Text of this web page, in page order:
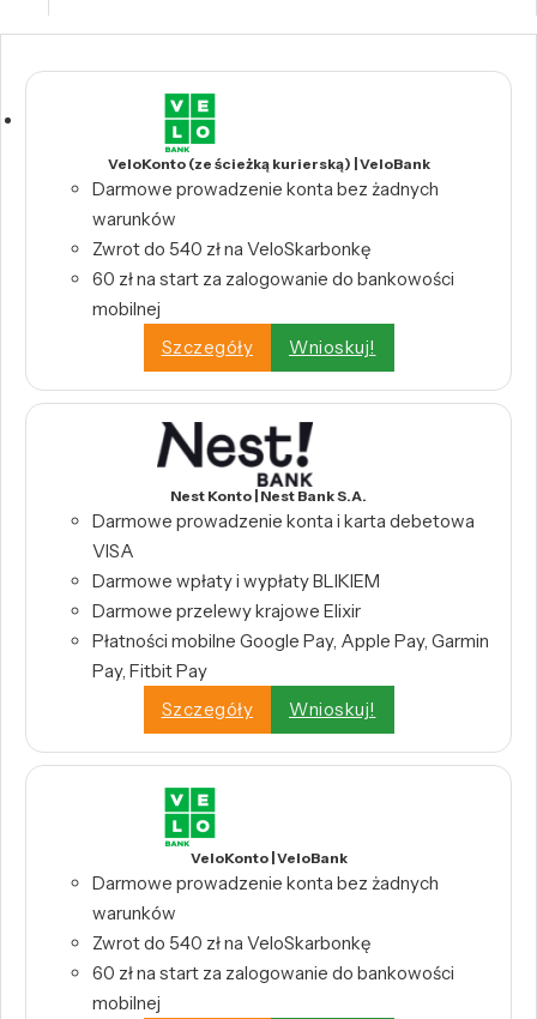
VeloKonto (ze ścieżką kurierską) | VeloBank
Darmowe prowadzenie konta bez żadnych
warunków
Zwrot do 540 zł na VeloSkarbonkę
60 zł na start za zalogowanie do bankowości
mobilnej
Szczegóły
Wnioskuj!
Nest Konto | Nest Bank S.A.
Darmowe prowadzenie konta i karta debetowa
VISA
Darmowe wpłaty i wypłaty BLIKIEM
Darmowe przelewy krajowe Elixir
Płatności mobilne Google Pay, Apple Pay, Garmin
Pay, Fitbit Pay
Szczegóły
Wnioskuj!
VeloKonto | VeloBank
Darmowe prowadzenie konta bez żadnych
warunków
Zwrot do 540 zł na VeloSkarbonkę
60 zł na start za zalogowanie do bankowości
mobilnej